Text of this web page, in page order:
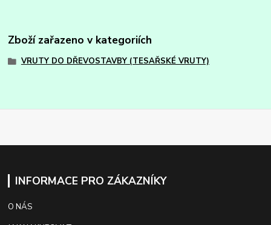
Zboží zařazeno v kategoriích
VRUTY DO DŘEVOSTAVBY (TESAŘSKÉ VRUTY)
INFORMACE PRO ZÁKAZNÍKY
O NÁS